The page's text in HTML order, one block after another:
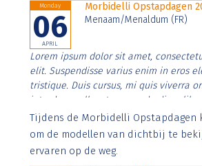
Monday
06
APRIL
Morbidelli Opstapdagen
Menaam/Menaldum (FR)
Lorem ipsum dolor sit amet,
elit. Suspendisse varius enim in eros
tristique. Duis cursus, mi quis viverra
interdum nulla, ut commodo diam
Aenean faucibus nibh et justo cursus
imperdiet. Nunc ut sem vitae risus
Tijdens de Morbidelli Opstapdagen
om de modellen van dichtbij te
ervaren op de weg.